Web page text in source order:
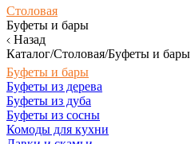
Столовая
Буфеты и бары
Назад
Каталог/Столовая/Буфеты и бары
Буфеты и бары
Буфеты из дерева
Буфеты из дуба
Буфеты из сосны
Комоды для кухни